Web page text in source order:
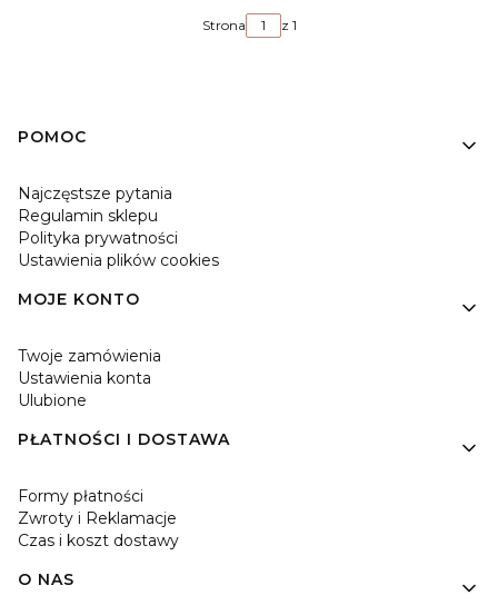
Strona z 1
Linki w stopce
POMOC
Najczęstsze pytania
Regulamin sklepu
Polityka prywatności
Ustawienia plików cookies
MOJE KONTO
Twoje zamówienia
Ustawienia konta
Ulubione
PŁATNOŚCI I DOSTAWA
Formy płatności
Zwroty i Reklamacje
Czas i koszt dostawy
O NAS